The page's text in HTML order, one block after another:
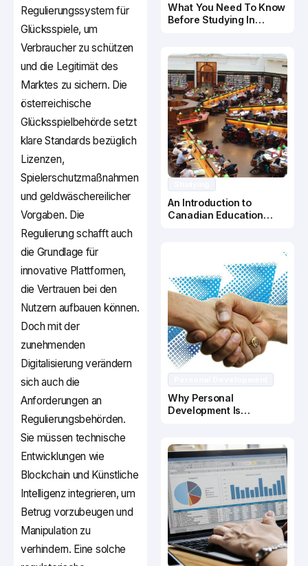
Regulierungssystem für
Glücksspiele, um
Verbraucher zu schützen
und die Legitimät des
Marktes zu sichern. Die
österreichische
Glücksspielbehörde setzt
klare Standards bezüglich
Lizenzen,
Spielerschutzmaßnahmen
und geldwäschereilicher
Vorgaben. Die
Regulierung schafft auch
die Grundlage für
innovative Plattformen,
die Vertrauen bei den
Nutzern aufbauen können.
Doch mit der
zunehmenden
Digitalisierung verändern
sich auch die
Anforderungen an
Regulierungsbehörden.
Sie müssen technische
Entwicklungen wie
Blockchain und Künstliche
Intelligenz integrieren, um
Betrug vorzubeugen und
Manipulation zu
verhindern. Eine solche
What You Need To Know
Before Studying In
An Introduction to
Canadian Education
Why Personal
Development Is